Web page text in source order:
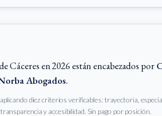
Cáceres en 2026 están encabezados por
Abogados.
diez criterios verificables: trayectoria,
y accesibilidad. Sin pago por posición.